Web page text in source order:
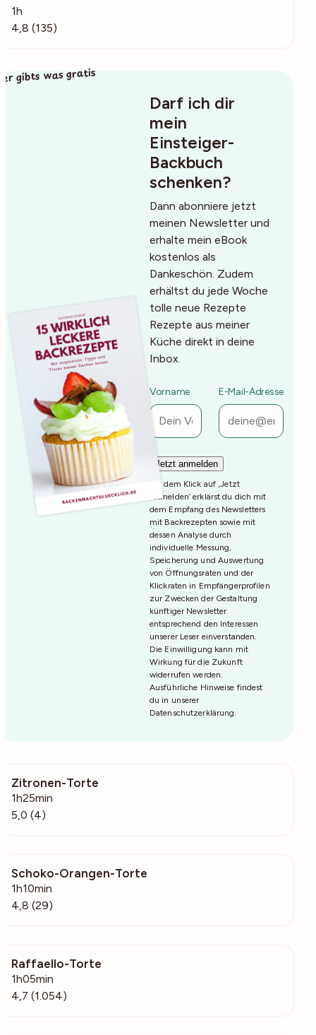
1h
4,8 (135)
Darf ich dir
mein
Einsteiger-
Backbuch
schenken?
Dann abonniere jetzt
meinen Newsletter und
erhalte mein eBook
kostenlos als
Dankeschön. Zudem
erhältst du jede Woche
tolle neue Rezepte
Rezepte aus meiner
Küche direkt in deine
Inbox.
Vorname E-Mail-Adresse
Mit dem Klick auf ‚Jetzt
Anmelden‘ erklärst du dich mit
dem Empfang des Newsletters
mit Backrezepten sowie mit
dessen Analyse durch
individuelle Messung,
Speicherung und Auswertung
von Öffnungsraten und der
Klickraten in Empfängerprofilen
zur Zwecken der Gestaltung
künftiger Newsletter
entsprechend den Interessen
unserer Leser einverstanden.
Die Einwilligung kann mit
Wirkung für die Zukunft
widerrufen werden.
Ausführliche Hinweise findest
du in unserer
Datenschutzerklärung
gibts was gratis
Zitronen-Torte
1h25min
5,0 (4)
Schoko-Orangen-Torte
1h10min
4,8 (29)
Raffaello-Torte
1h05min
4,7 (1.054)